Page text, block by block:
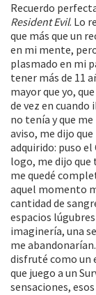
Recuerdo
Resident Evil. Lo
que más que un
en mi mente,
plasmado en mi
tener más de 11
mayor que yo,
de vez en cuando
no tenía y que
aviso, me dijo
adquirido: puso el
logo, me dijo que
me quedé
aquel momento
cantidad de
espacios
imaginería, una
me
disfruté como un
que juego a un
sensaciones,